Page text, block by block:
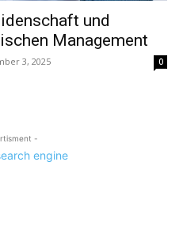
und
Management
3, 2025 0
-